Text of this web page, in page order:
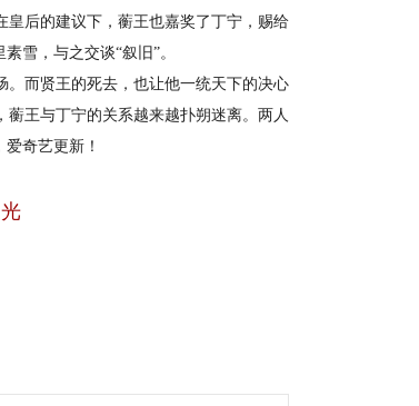
后的建议下，蘅王也嘉奖了丁宁，赐给
雪，与之交谈“叙旧”。
而贤王的死去，也让他一统天下的决心
王与丁宁的关系越来越扑朔迷离。两人
奇艺更新！